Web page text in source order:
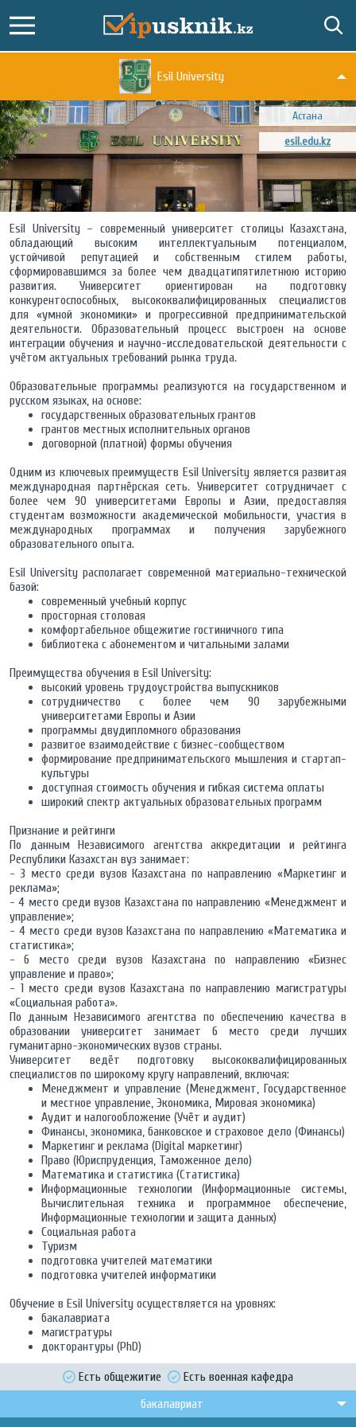
Esil University
Астана
esil.edu.kz
Esil University – современный университет столицы Казахстана,
обладающий высоким интеллектуальным потенциалом,
устойчивой репутацией и собственным стилем работы,
сформировавшимся за более чем двадцатипятилетнюю историю
развития. Университет ориентирован на подготовку
конкурентоспособных, высококвалифицированных специалистов
для «умной экономики» и прогрессивной предпринимательской
деятельности. Образовательный процесс выстроен на основе
интеграции обучения и научно-исследовательской деятельности с
учётом актуальных требований рынка труда.
Образовательные программы реализуются на государственном и
русском языках, на основе:
государственных образовательных грантов
грантов местных исполнительных органов
договорной (платной) формы обучения
Одним из ключевых преимуществ Esil University является развитая
международная партнёрская сеть. Университет сотрудничает с
более чем 90 университетами Европы и Азии, предоставляя
студентам возможности академической мобильности, участия в
международных программах и получения зарубежного
образовательного опыта.
Esil University располагает современной материально-технической
базой:
современный учебный корпус
просторная столовая
комфортабельное общежитие гостиничного типа
библиотека с абонементом и читальными залами
Преимущества обучения в Esil University:
высокий уровень трудоустройства выпускников
сотрудничество с более чем 90 зарубежными
университетами Европы и Азии
программы двудипломного образования
развитое взаимодействие с бизнес-сообществом
формирование предпринимательского мышления и стартап-
культуры
доступная стоимость обучения и гибкая система оплаты
широкий спектр актуальных образовательных программ
Признание и рейтинги
По данным Независимого агентства аккредитации и рейтинга
Республики Казахстан вуз занимает:
- 3 место среди вузов Казахстана по направлению «Маркетинг и
реклама»;
- 4 место среди вузов Казахстана по направлению «Менеджмент и
управление»;
- 4 место среди вузов Казахстана по направлению «Математика и
статистика»;
- 6 место среди вузов Казахстана по направлению «Бизнес
управление и право»;
- 1 место среди вузов Казахстана по направлению магистратуры
«Социальная работа».
По данным Независимого агентства по обеспечению качества в
образовании университет занимает 6 место среди лучших
гуманитарно-экономических вузов страны.
Университет ведёт подготовку высококвалифицированных
специалистов по широкому кругу направлений, включая:
Менеджмент и управление (Менеджмент, Государственное
и местное управление, Экономика, Мировая экономика)
Аудит и налогообложение (Учёт и аудит)
Финансы, экономика, банковское и страховое дело (Финансы)
Маркетинг и реклама (Digital маркетинг)
Право (Юриспруденция, Таможенное дело)
Математика и статистика (Статистика)
Информационные технологии (Информационные системы,
Вычислительная техника и программное обеспечение,
Информационные технологии и защита данных)
Социальная работа
Туризм
подготовка учителей математики
подготовка учителей информатики
Обучение в Esil University осуществляется на уровнях:
бакалавриата
магистратуры
докторантуры (PhD)
Есть общежитие
Есть военная кафедра
бакалавриат